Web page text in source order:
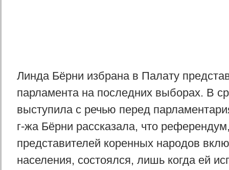
Линда Бёрни избрана в Палату
парламента на последних выборах. В
выступила с речью перед
г-жа Бёрни рассказала, что
представителей коренных народов
населения, состоялся, лишь когда ей